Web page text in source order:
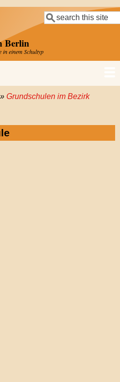
Suche
Berlin
in einem Schultyp
Grundschulen im Bezirk